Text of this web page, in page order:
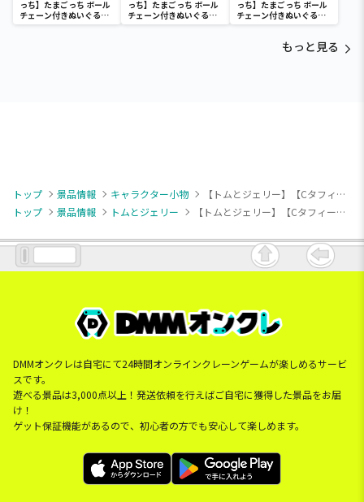
っち】たまごっち ボール
チェーン付きぬいぐるみ
～Tamagotchi
っち】たまごっち ボール
チェーン付きぬいぐるみ
～Tamagotchi
っち】たまごっち ボール
チェーン付きぬいぐるみ
～Tamagotchi
もっと見る
トップ 景品情報 キャラクター小物
【トムとジェリー】【Cタフィー】トムとジェリー リングカラビナ マスコット
トップ
景品情報 トムとジェリー 【トムとジェリー】【Cタフィー】トムとジェリー リングカラビナ マスコット
DMMオンクレは自宅にて24時間オンラインクレーンゲームが楽しめるサービ
スです。
遊べる景品は3,000点以上！発送依頼を行えばご自宅に獲得した景品をお届
け！
ゲット保証機能があるので、初心者の方でも安心して楽しめます。